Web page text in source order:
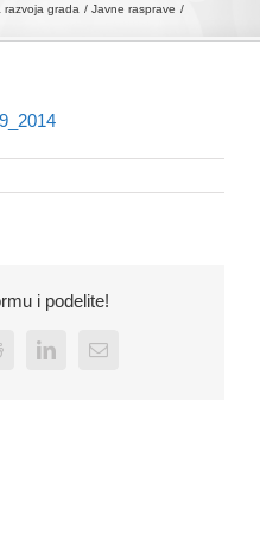
razvoja grada
Javne rasprave
i podelite!
LinkedInEmail